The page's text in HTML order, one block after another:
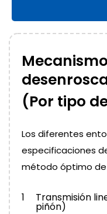
(Por tipo
Los diferentes
especificaciones
método óptimo
1 Transmisión
piñón)